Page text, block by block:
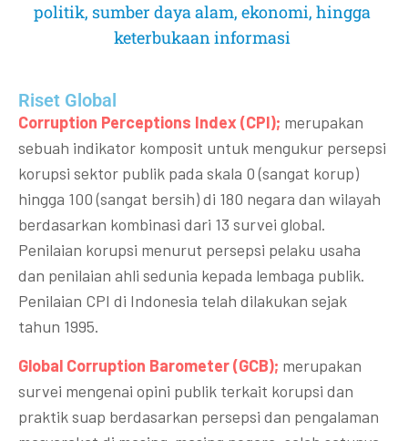
politik, sumber daya alam, ekonomi, hingga
keterbukaan informasi
Riset Global​
Corruption Perceptions Index (CPI); merupakan
sebuah indikator komposit untuk mengukur persepsi
korupsi sektor publik pada skala 0 (sangat korup)
hingga 100 (sangat bersih) di 180 negara dan wilayah
berdasarkan kombinasi dari 13 survei global.
Penilaian korupsi menurut persepsi pelaku usaha
dan penilaian ahli sedunia kepada lembaga publik.
Penilaian CPI di Indonesia telah dilakukan sejak
tahun 1995.
Global Corruption Barometer (GCB); merupakan
survei mengenai opini publik terkait korupsi dan
praktik suap berdasarkan persepsi dan pengalaman